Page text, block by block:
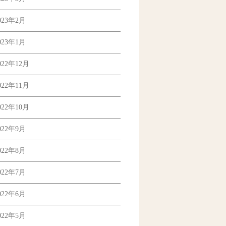
年2月
年1月
年12月
年11月
年10月
年9月
年8月
年7月
年6月
年5月